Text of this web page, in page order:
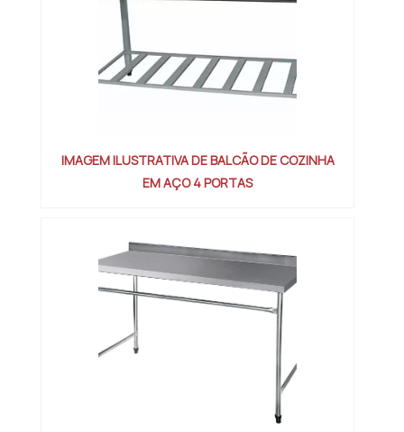
IMAGEM ILUSTRATIVA DE BALCÃO DE COZINHA
EM AÇO 4 PORTAS